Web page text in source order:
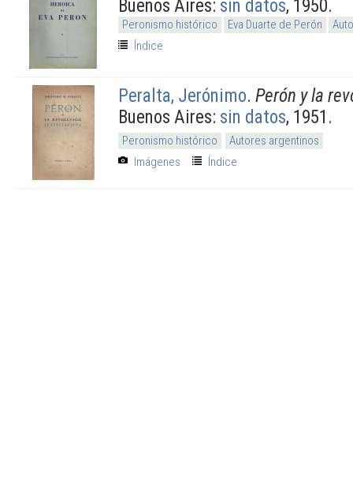
Buenos Aires: sin datos, 1950.
Peronismo histórico Eva Duarte de Perón
Índice
Peralta, Jerónimo. Perón y la
Buenos Aires: sin datos, 1951.
Peronismo histórico
Autores argentinos
Imágenes
Índice